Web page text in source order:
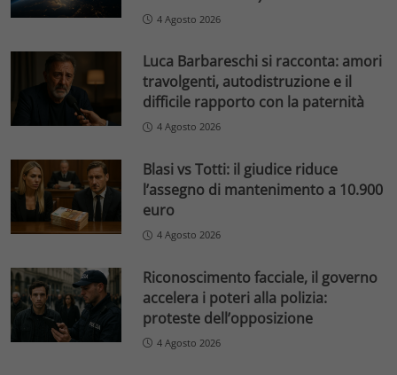
4 Agosto 2026
Luca Barbareschi si racconta: amori
travolgenti, autodistruzione e il
difficile rapporto con la paternità
4 Agosto 2026
Blasi vs Totti: il giudice riduce
l’assegno di mantenimento a 10.900
euro
4 Agosto 2026
Riconoscimento facciale, il governo
accelera i poteri alla polizia:
proteste dell’opposizione
4 Agosto 2026